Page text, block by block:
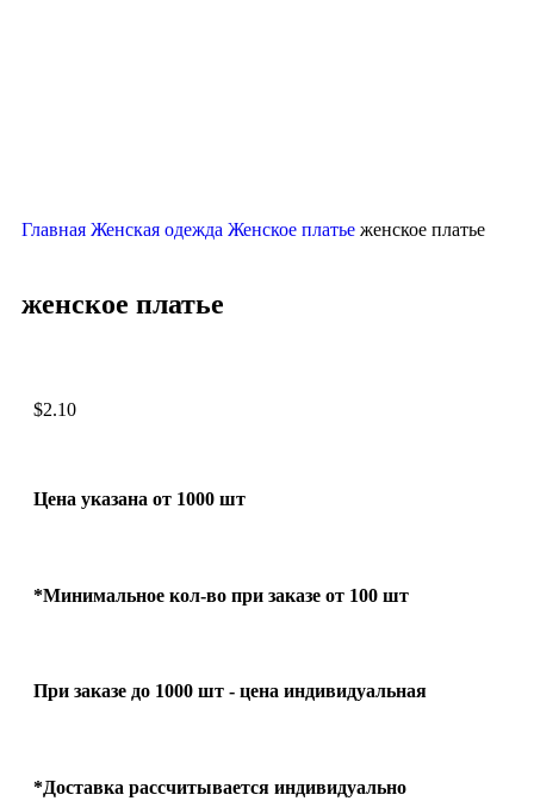
Главная Женская одежда Женское платье женское платье
женское платье
$2.10
Цена указана от 1000 шт
*Минимальное кол-во при заказе от 100 шт
При заказе до 1000 шт - цена индивидуальная
*Доставка рассчитывается индивидуально